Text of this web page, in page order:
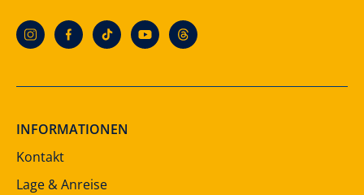
INFORMATIONEN
Kontakt
Lage & Anreise